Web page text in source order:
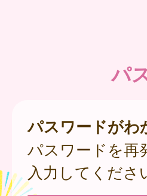
パ
パスワードがわ
パスワードを再
入力してくださ